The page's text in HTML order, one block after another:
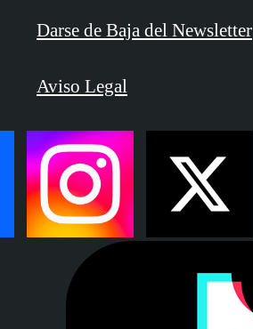
Darse de Baja del Newsletter
Aviso Legal